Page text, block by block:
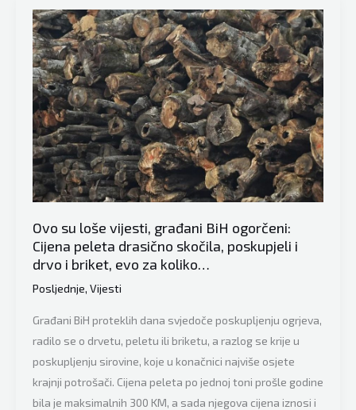
Ovo su loše vijesti, građani BiH ogorčeni:
Cijena peleta drasično skočila, poskupjeli i
drvo i briket, evo za koliko…
Posljednje, Vijesti
Građani BiH proteklih dana svjedoče poskupljenju ogrjeva,
radilo se o drvetu, peletu ili briketu, a razlog se krije u
poskupljenju sirovine, koje u konačnici najviše osjete
krajnji potrošači. Cijena peleta po jednoj toni prošle godine
bila je maksimalnih 300 KM, a sada njegova cijena iznosi i